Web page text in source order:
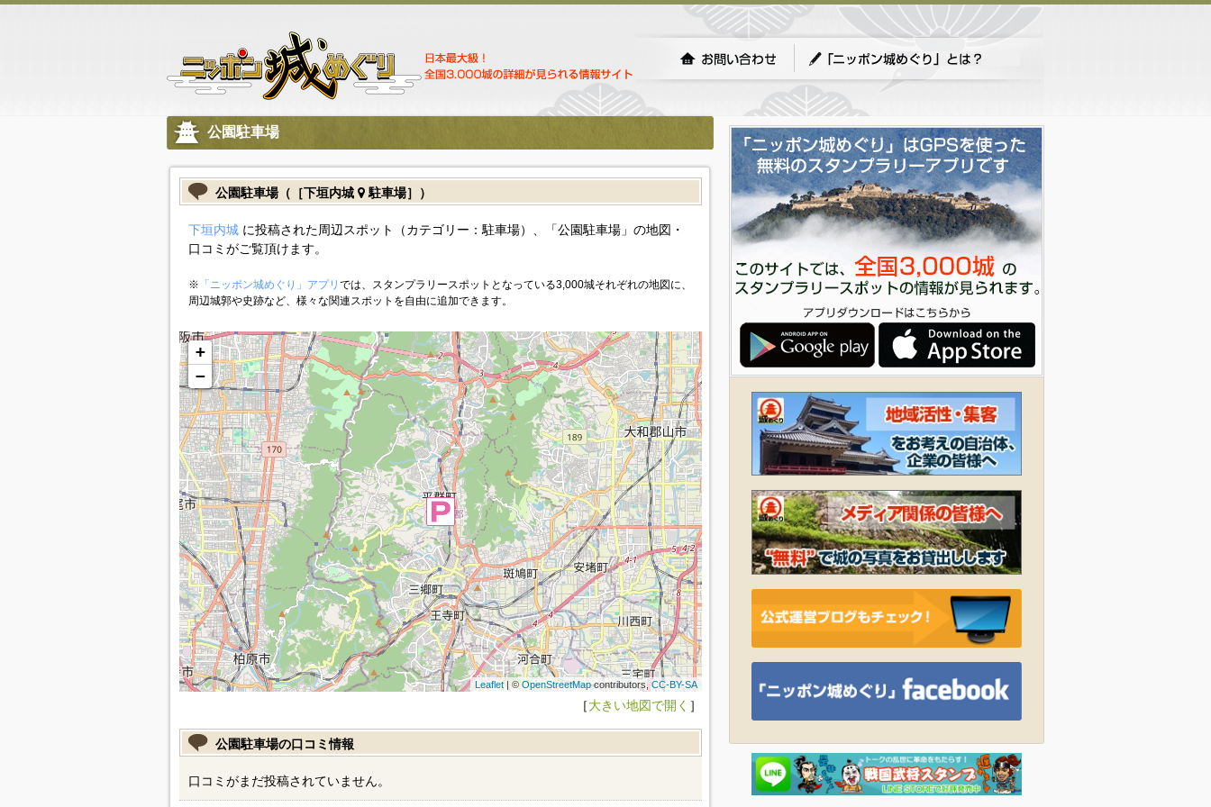
公園駐車場
公園駐車場（［下垣内城 駐車場］）
下垣内城に投稿された周辺スポット（カテゴリー：駐車場）、「公園駐車場」の地図・
口コミがご覧頂けます。
※ 「ニッポン城めぐり」アプリ では、スタンプラリースポットとなっている3,000城それぞれの地図に、
周辺城郭や史跡など、様々な関連スポットを自由に追加できます。
+
−
Leaflet| ©OpenStreetMapcontributors, CC-BY-SA
［大きい地図で開く ］
公園駐車場の口コミ情報
口コミがまだ投稿されていません。